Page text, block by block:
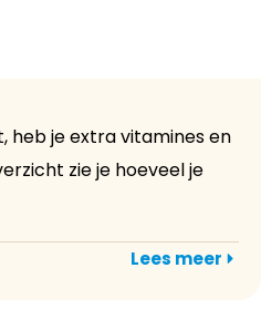
heb je extra vitamines en
zie je hoeveel je
Lees meer